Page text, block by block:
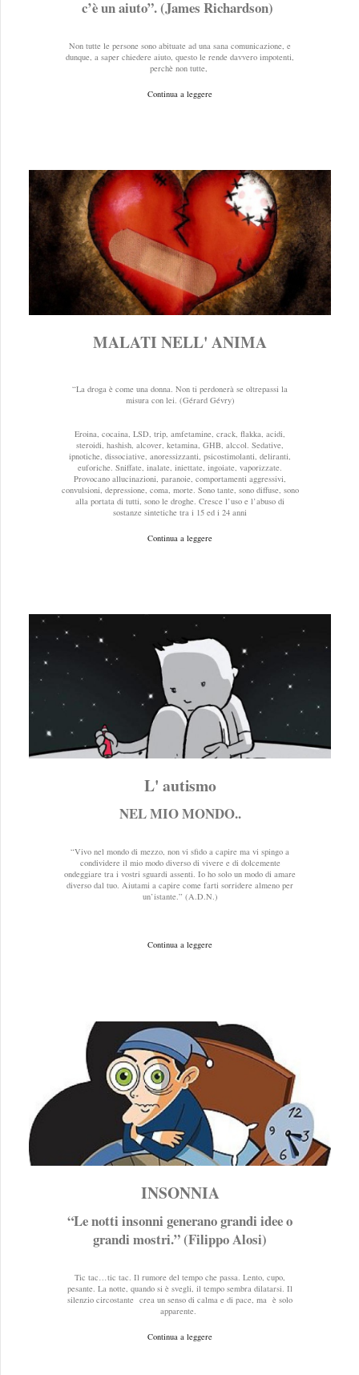
c’è un aiuto”. (James Richardson)
Non tutte le persone sono abituate ad una sana comunicazione, e
dunque, a saper chiedere aiuto, questo le rende davvero impotenti,
perchè non tutte,
Continua a leggere
MALATI NELL' ANIMA
“La droga è come una donna. Non ti perdonerà se oltrepassi la
misura con lei. (Gérard Gévry)
Eroina, cocaina, LSD, trip, amfetamine, crack, flakka, acidi,
steroidi, hashish, alcover, ketamina, GHB, alccol. Sedative,
ipnotiche, dissociative, anoressizzanti, psicostimolanti, deliranti,
euforiche. Sniffate, inalate, iniettate, ingoiate, vaporizzate.
Provocano allucinazioni, paranoie, comportamenti aggressivi,
convulsioni, depressione, coma, morte. Sono tante, sono diffuse, sono
alla portata di tutti, sono le droghe. Cresce l’uso e l’abuso di
sostanze sintetiche tra i 15 ed i 24 anni
Continua a leggere
L' autismo
NEL MIO MONDO..
“Vivo nel mondo di mezzo, non vi sfido a capire ma vi spingo a
condividere il mio modo diverso di vivere e di dolcemente
ondeggiare tra i vostri sguardi assenti. Io ho solo un modo di amare
diverso dal tuo. Aiutami a capire come farti sorridere almeno per
un’istante.” (A.D.N.)
Continua a leggere
INSONNIA
“Le notti insonni generano grandi idee o
grandi mostri.” (Filippo Alosi)
Tic tac…tic tac. Il rumore del tempo che passa. Lento, cupo,
pesante. La notte, quando si è svegli, il tempo sembra dilatarsi. Il
silenzio circostante crea un senso di calma e di pace, ma è solo
apparente.
Continua a leggere